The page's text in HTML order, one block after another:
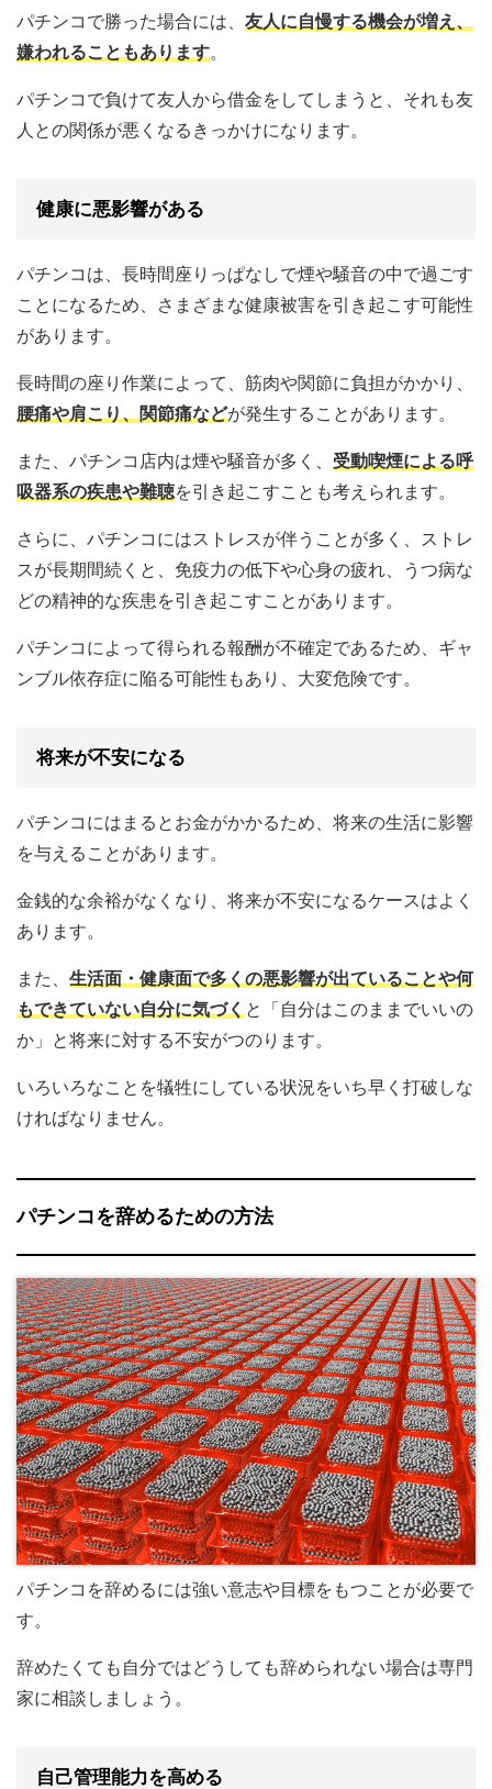
パチンコで勝った場合には、 友人に自慢する機会が増え、
嫌われることもあります。
パチンコで負けて友人から借金をしてしまうと、それも友
人との関係が悪くなるきっかけになります。
健康に悪影響がある
パチンコは、長時間座りっぱなしで煙や騒音の中で過ごす
ことになるため、さまざまな健康被害を引き起こす可能性
があります。
長時間の座り作業によって、筋肉や関節に負担がかかり、
腰痛や肩こり、関節痛などが発生することがあります。
また、パチンコ店内は煙や騒音が多く、 受動喫煙による呼
吸器系の疾患や難聴を引き起こすことも考えられます。
さらに、パチンコにはストレスが伴うことが多く、ストレ
スが長期間続くと、免疫力の低下や心身の疲れ、うつ病な
どの精神的な疾患を引き起こすことがあります。
パチンコによって得られる報酬が不確定であるため、ギャ
ンブル依存症に陥る可能性もあり、大変危険です。
将来が不安になる
パチンコにはまるとお金がかかるため、将来の生活に影響
を与えることがあります。
金銭的な余裕がなくなり、将来が不安になるケースはよく
あります。
また、 生活面・健康面で多くの悪影響が出ていることや何
もできていない自分に気づく と「自分はこのままでいいの
か」と将来に対する不安がつのります。
いろいろなことを犠牲にしている状況をいち早く打破しな
ければなりません。
パチンコを辞めるための方法
パチンコを辞めるには強い意志や目標をもつことが必要で
す。
辞めたくても自分ではどうしても辞められない場合は専門
家に相談しましょう。
自己管理能力を高める